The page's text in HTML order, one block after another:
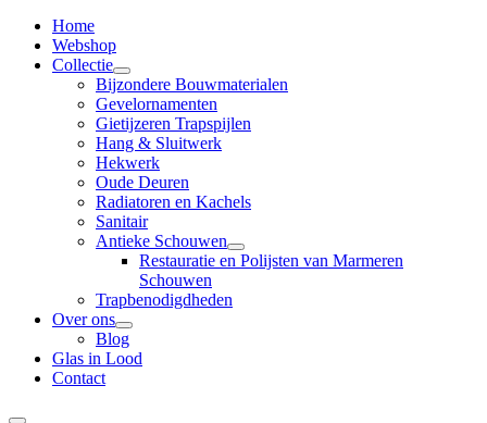
Home
Webshop
Collectie
Bijzondere Bouwmaterialen
Gevelornamenten
Gietijzeren Trapspijlen
Hang & Sluitwerk
Hekwerk
Oude Deuren
Radiatoren en Kachels
Sanitair
Antieke Schouwen
Restauratie en Polijsten van Marmeren
Schouwen
Trapbenodigdheden
Over ons
Blog
Glas in Lood
Contact